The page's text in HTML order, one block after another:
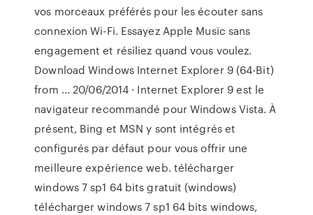
vos morceaux préférés pour les écouter sans
connexion Wi-Fi. Essayez Apple Music sans
engagement et résiliez quand vous voulez.
Download Windows Internet Explorer 9 (64-Bit)
from ... 20/06/2014 · Internet Explorer 9 est le
navigateur recommandé pour Windows Vista. À
présent, Bing et MSN y sont intégrés et
configurés par défaut pour vous offrir une
meilleure expérience web. télécharger
windows 7 sp1 64 bits gratuit (windows)
télécharger windows 7 sp1 64 bits windows,